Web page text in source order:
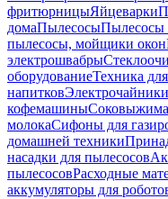
фритюрницыЯйцеварки
домаПылесосыПылесосы
пылесосы, мойщики окон
электрошвабры
оборудованиеТехника
напитковЭлектрочайники
кофемашины
молокаСифоны для
домашней техники
насадки для пылесосов
пылесосовРасходные
аккумуляторы для